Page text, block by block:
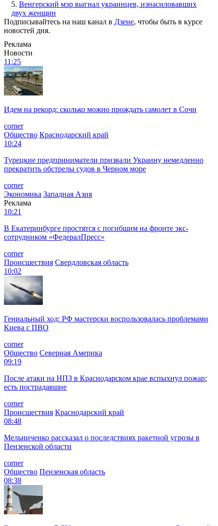
5. Венгерский мэр выгнал украинцев, изнасиловавших
двух женщин
Подписывайтесь на наш канал в Дзене, чтобы быть в курсе
новостей дня.
Реклама
Новости
11:25
Идем на рекорд: сколько можно прождать самолет в Сочи
corner
Общество Краснодарский край
10:24
Турецкие предприниматели призвали Украину немедленно
прекратить обстрелы судов в Черном море
corner
Экономика Западная Азия
Реклама
10:21
В Екатеринбурге простятся с погибшим на фронте экс-
сотрудником «ФедералПресс»
corner
Происшествия Свердловская область
10:02
Гениальный ход: РФ мастерски воспользовалась проблемами
Киева с ПВО
corner
Общество Северная Америка
09:19
После атаки на НПЗ в Краснодарском крае вспыхнул пожар:
есть пострадавшие
corner
Происшествия Краснодарский край
08:48
Мельниченко рассказал о последствиях ракетной угрозы в
Пензенской области
corner
Общество Пензенская область
08:38